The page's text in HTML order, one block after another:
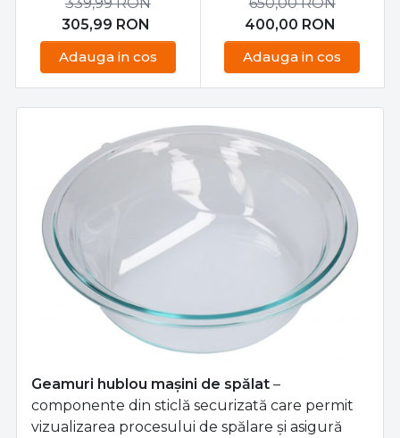
305,99 RON
Adauga in cos
400,00 RON
Adauga in cos
Geamuri hublou mașini de spălat –
componente din sticlă securizată care permit
vizualizarea procesului de spălare și asigură